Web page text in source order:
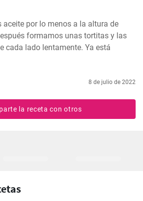
aceite por lo menos a la altura de
formamos unas tortitas y las
cada lado lentamente. Ya está
8 de julio de 2022
la receta con otros